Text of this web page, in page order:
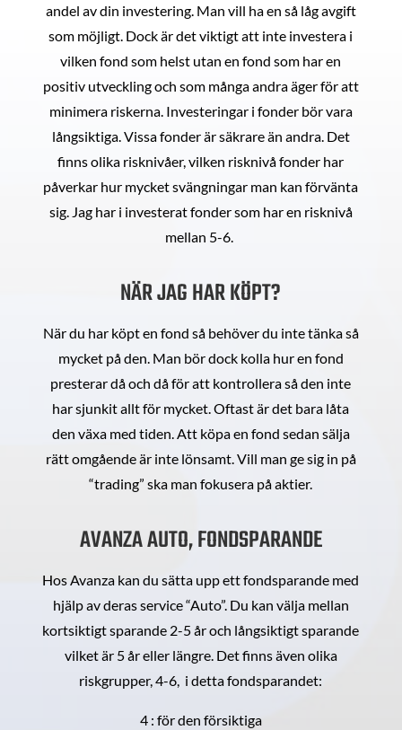
andel av din investering. Man vill ha en så låg avgift
som möjligt. Dock är det viktigt att inte investera i
vilken fond som helst utan en fond som har en
positiv utveckling och som många andra äger för att
minimera riskerna. Investeringar i fonder bör vara
långsiktiga. Vissa fonder är säkrare än andra. Det
finns olika risknivåer, vilken risknivå fonder har
påverkar hur mycket svängningar man kan förvänta
sig. Jag har i investerat fonder som har en risknivå
mellan 5-6.
NÄR JAG HAR KÖPT?
När du har köpt en fond så behöver du inte tänka så
mycket på den. Man bör dock kolla hur en fond
presterar då och då för att kontrollera så den inte
har sjunkit allt för mycket. Oftast är det bara låta
den växa med tiden. Att köpa en fond sedan sälja
rätt omgående är inte lönsamt. Vill man ge sig in på
“trading” ska man fokusera på aktier.
AVANZA AUTO, FONDSPARANDE
Hos Avanza kan du sätta upp ett fondsparande med
hjälp av deras service “Auto”. Du kan välja mellan
kortsiktigt sparande 2-5 år och långsiktigt sparande
vilket är 5 år eller längre. Det finns även olika
riskgrupper, 4-6, i detta fondsparandet:
4 : för den försiktiga